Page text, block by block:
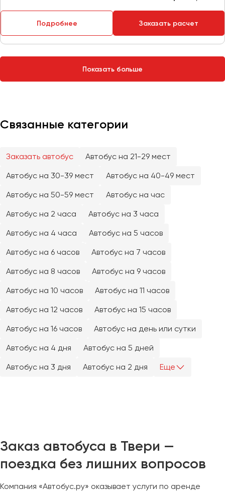
Подробнее Заказать расчет
Показать больше
Связанные категории
Заказать автобус
Автобус на 21-29 мест
Автобус на 30-39 мест
Автобус на 40-49 мест
Автобус на 50-59 мест
Автобус на час
Автобус на 2 часа
Автобус на 3 часа
Автобус на 4 часа
Автобус на 5 часов
Автобус на 6 часов
Автобус на 7 часов
Автобус на 8 часов
Автобус на 9 часов
Автобус на 10 часов
Автобус на 11 часов
Автобус на 12 часов
Автобус на 15 часов
Автобус на 16 часов
Автобус на день или сутки
Автобус на 4 дня
Автобус на 5 дней
Автобус на 3 дня
Автобус на 2 дня Еще
Заказ автобуса в Твери —
поездка без лишних вопросов
Компания «Автобус.ру» оказывает услуги по аренде
Томск
Тюмень
Ульяновск
Хабаровск
Чебоксары
Челябинск
Якутск
Ярославль